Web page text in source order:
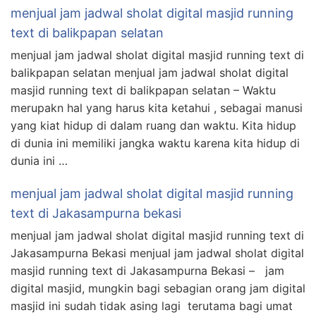
menjual jam jadwal sholat digital masjid running
text di balikpapan selatan
menjual jam jadwal sholat digital masjid running text di
balikpapan selatan menjual jam jadwal sholat digital
masjid running text di balikpapan selatan – Waktu
merupakn hal yang harus kita ketahui , sebagai manusi
yang kiat hidup di dalam ruang dan waktu. Kita hidup
di dunia ini memiliki jangka waktu karena kita hidup di
dunia ini …
menjual jam jadwal sholat digital masjid running
text di Jakasampurna bekasi
menjual jam jadwal sholat digital masjid running text di
Jakasampurna Bekasi menjual jam jadwal sholat digital
masjid running text di Jakasampurna Bekasi – jam
digital masjid, mungkin bagi sebagian orang jam digital
masjid ini sudah tidak asing lagi terutama bagi umat